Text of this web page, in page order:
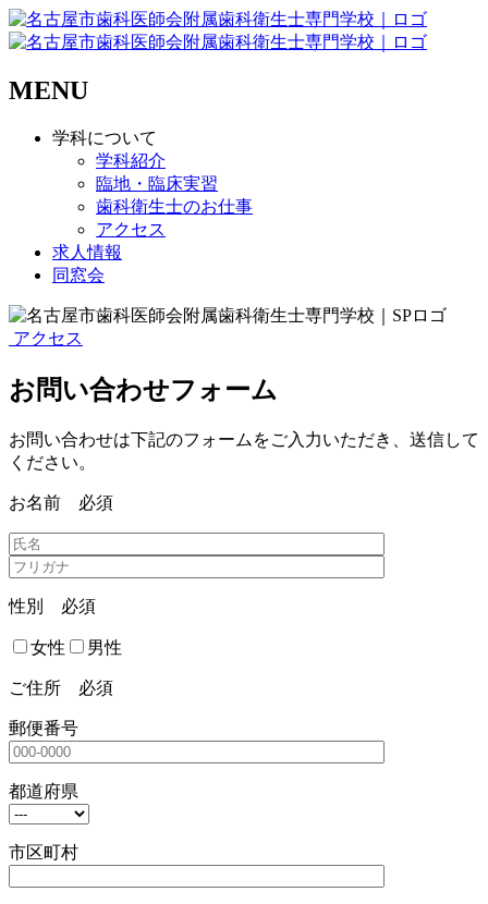
MENU
学科について
学科紹介
臨地・臨床実習
歯科衛生士のお仕事
アクセス
求人情報
同窓会
アクセス
お問い合わせフォーム
お問い合わせは下記のフォームをご入力いただき、送信して
ください。
お名前 必須
性別 必須
女性 男性
ご住所 必須
郵便番号
都道府県
市区町村